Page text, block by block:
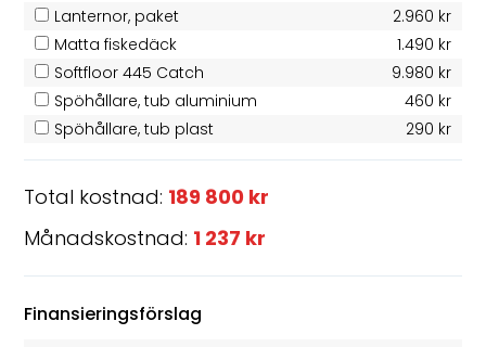
Lanternor, paket
2.960 kr
Matta fiskedäck
1.490 kr
Softfloor 445 Catch
9.980 kr
Spöhållare, tub aluminium
460 kr
Spöhållare, tub plast
290 kr
Total kostnad: 189 800 kr
Månadskostnad: 1 237 kr
Finansieringsförslag